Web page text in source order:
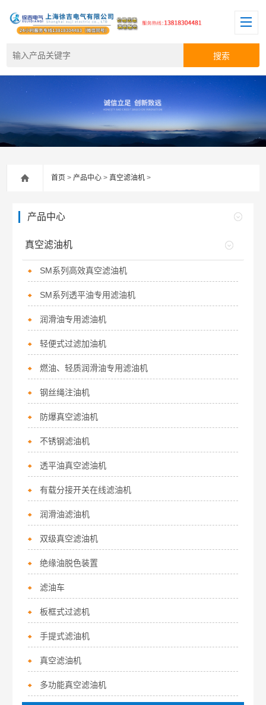
首页 >产品中心 >真空滤油机 >
产品中心
真空滤油机
SM系列高效真空滤油机
SM系列透平油专用滤油机
润滑油专用滤油机
轻便式过滤加油机
燃油、轻质润滑油专用滤油机
钢丝绳注油机
防爆真空滤油机
不锈钢滤油机
透平油真空滤油机
有载分接开关在线滤油机
润滑油滤油机
双级真空滤油机
绝缘油脱色装置
滤油车
板框式过滤机
手提式滤油机
真空滤油机
多功能真空滤油机